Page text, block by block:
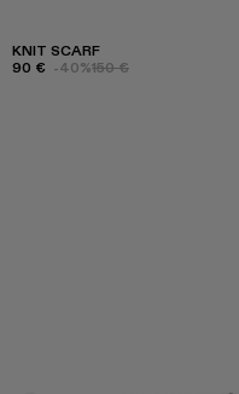
KNIT SCARF
90 € -40%150 €